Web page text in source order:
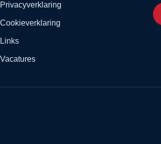
Privacyverklaring
Cookieverklaring
Links
Vacatures